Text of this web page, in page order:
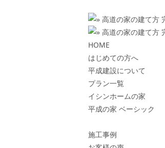
HOME
はじめての方へ
平成建設について
プラン一覧
イシンホームの家
平成の家 ベーシック
施工事例